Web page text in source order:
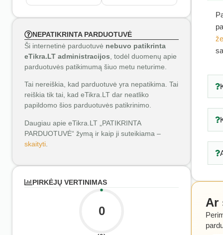
NEPATIKRINTA PARDUOTUVĖ
Ši internetinė parduotuvė nebuvo patikrinta
eTikra.LT administracijos , todėl duomenų apie
parduotuvės patikimumą šiuo metu neturime.
Tai nereiškia, kad parduotuvė yra nepatikima. Tai
reiškia tik tai, kad eTikra.LT dar neatliko
papildomo šios parduotuvės patikrinimo.
Daugiau apie eTikra.LT „PATIKRINTA
PARDUOTUVĖ“ žymą ir kaip ji suteikiama –
skaityti
PIRKĖJŲ VERTINIMAS
0
Ar